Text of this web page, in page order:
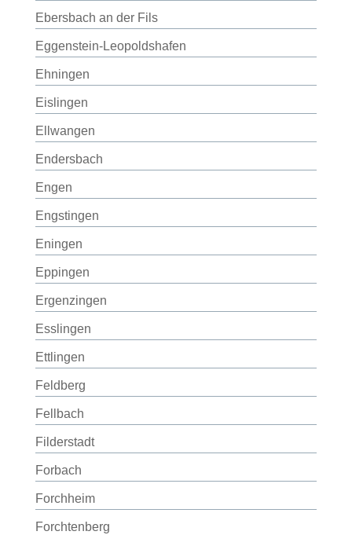
Ebersbach an der Fils
Eggenstein-Leopoldshafen
Ehningen
Eislingen
Ellwangen
Endersbach
Engen
Engstingen
Eningen
Eppingen
Ergenzingen
Esslingen
Ettlingen
Feldberg
Fellbach
Filderstadt
Forbach
Forchheim
Forchtenberg